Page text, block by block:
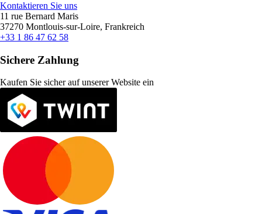
Kontaktieren Sie uns
11 rue Bernard Maris
37270 Montlouis-sur-Loire, Frankreich
+33 1 86 47 62 58
Sichere Zahlung
Kaufen Sie sicher auf unserer Website ein